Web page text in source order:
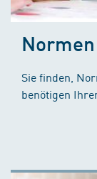
Sie finden,
benötigen